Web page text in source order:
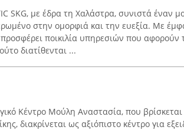
SKG, με έδρα τη Χαλάστρα, συνιστά έναν
στην ομορφιά και την ευεξία. Με
ποικιλία υπηρεσιών που
διατίθενται ...
Κέντρο Μούλη Αναστασία, που
διακρίνεται ως αξιόπιστο κέντρο για